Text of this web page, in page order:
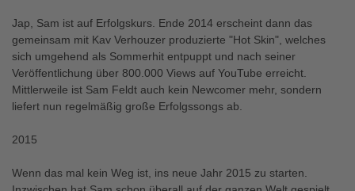
Jap, Sam ist auf Erfolgskurs. Ende 2014 erscheint dann das
gemeinsam mit Kav Verhouzer produzierte "Hot Skin", welches
sich umgehend als Sommerhit entpuppt und nach seiner
Veröffentlichung über 800.000 Views auf YouTube erreicht.
Mittlerweile ist Sam Feldt auch kein Newcomer mehr, sondern
liefert nun regelmäßig große Erfolgssongs ab.
2015
Wenn das mal kein Weg ist, ins neue Jahr 2015 zu starten.